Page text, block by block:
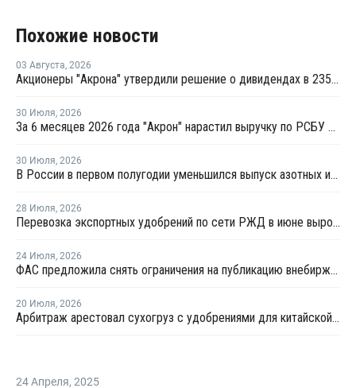
Похожие новости
03 Августа, 2026
Акционеры "Акрона" утвердили решение о дивидендах в 235 рублей на акцию
30 Июля, 2026
За 6 месяцев 2026 года "Акрон" нарастил выручку по РСБУ на 1,3%
30 Июля, 2026
В России в первом полугодии уменьшился выпуск азотных и фосфорных удобрений
28 Июля, 2026
Перевозка экспортных удобрений по сети РЖД в июне выросла на 11,2%
24 Июля, 2026
ФАС предложила снять ограничения на публикацию внебиржевых индексов на удобрения
20 Июля, 2026
Арбитраж арестовал сухогруз с удобрениями для китайской компании
24 Апреля, 2025